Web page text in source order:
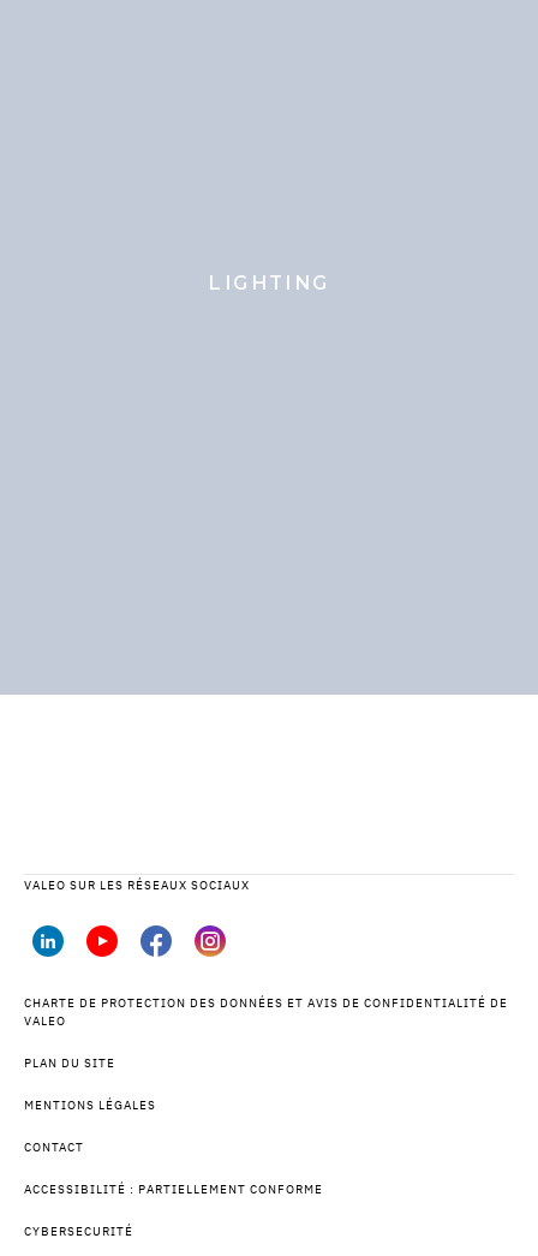
LIGHTING
VALEO SUR LES RÉSEAUX SOCIAUX
CHARTE DE PROTECTION DES DONNÉES ET AVIS DE CONFIDENTIALITÉ DE
VALEO
PLAN DU SITE
MENTIONS LÉGALES
CONTACT
ACCESSIBILITÉ : PARTIELLEMENT CONFORME
CYBERSECURITÉ